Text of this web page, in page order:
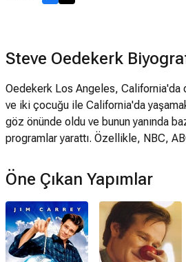
Steve Oedekerk
Oedekerk Los Angeles, California'da
ve iki çocuğu ile California'da
göz önünde oldu ve bunun yanında
programlar yarattı. Özellikle, NBC,
Öne Çıkan Yapımlar